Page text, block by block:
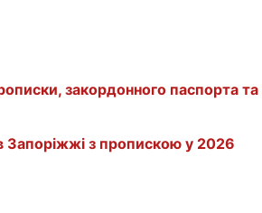
закордонного паспорта та
Запоріжжі з пропискою у 2026